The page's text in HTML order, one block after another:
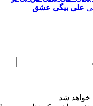
علی بیگی عشق
خواهد شد